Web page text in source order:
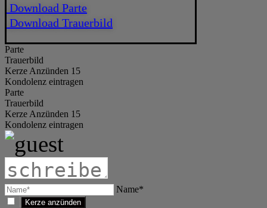
Download Parte
Download Trauerbild
Parte
Trauerbild
Kerze Anzünden 15
Kondolenz eintragen
Parte
Trauerbild
Kerze Anzünden 15
Kondolenz eintragen
Name*